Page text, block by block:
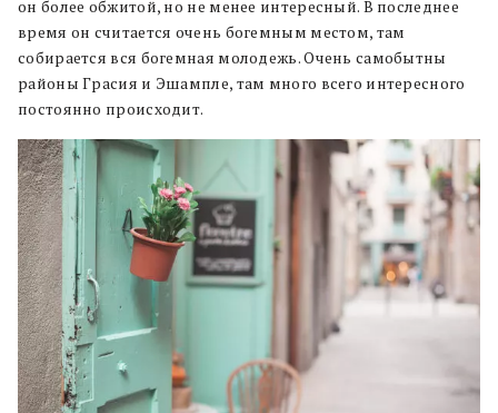
он более обжитой, но не менее интересный. В последнее
время он считается очень богемным местом, там
собирается вся богемная молодежь. Очень самобытны
районы Грасия и Эшампле, там много всего интересного
постоянно происходит.